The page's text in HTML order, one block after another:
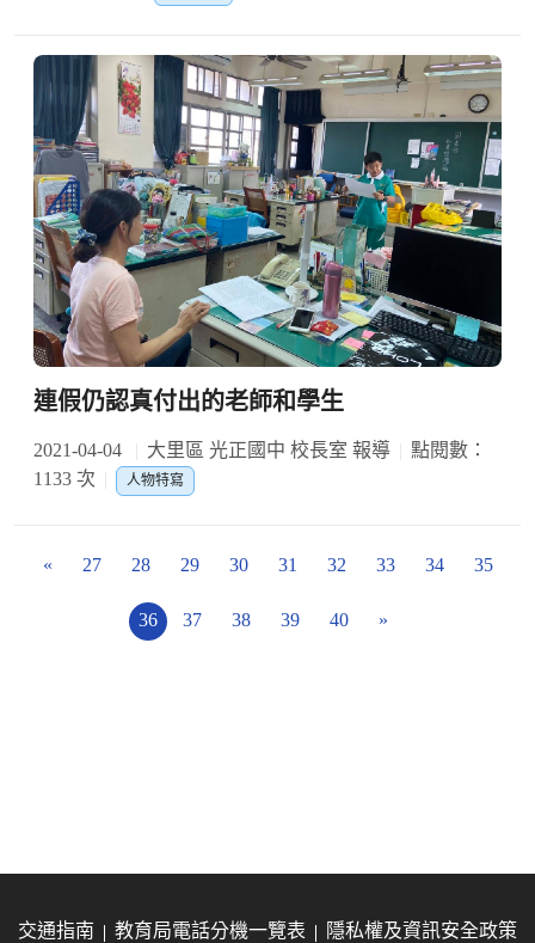
連假仍認真付出的老師和學生
2021-04-04 大里區 光正國中 校長室 報導
點閱數：
1133 次
人物特寫
« 27 28 29 30 31 32 33 34 35
36 37 38 39 40 »
交通指南 教育局電話分機一覽表 隱私權及資訊安全政策